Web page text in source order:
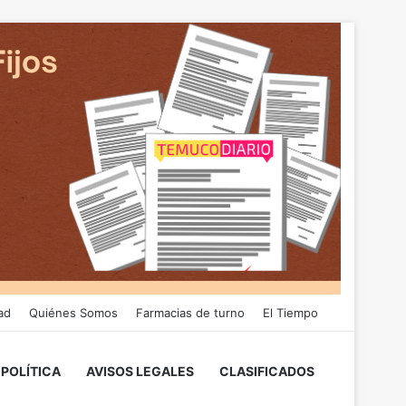
Quiénes Somos Farmacias de turno El Tiempo
POLÍTICA AVISOS LEGALES CLASIFICADOS